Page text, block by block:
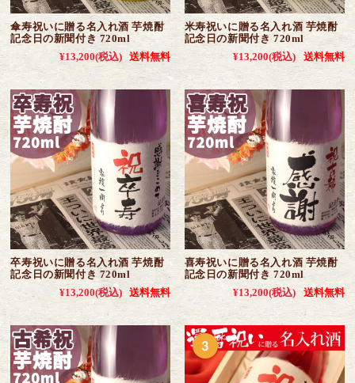
傘寿祝いに贈る名入れ酒 芋焼酎
記念日の新聞付き 720ml
¥13,200(税込) 送料無料
米寿祝いに贈る名入れ酒 芋焼酎
記念日の新聞付き 720ml
¥13,200(税込) 送料無料
卒寿祝いに贈る名入れ酒 芋焼酎
記念日の新聞付き 720ml
¥13,200(税込) 送料無料
喜寿祝いに贈る名入れ酒 芋焼酎
記念日の新聞付き 720ml
¥13,200(税込) 送料無料